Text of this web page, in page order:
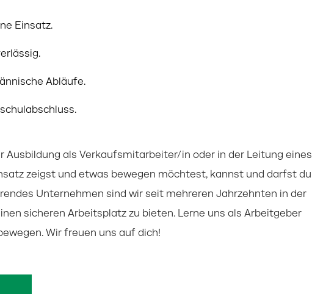
Einsatz.
Abläufe.
Ausbildung als Verkaufsmitarbeiter/in oder in der Leitung eines
zeigst und etwas bewegen möchtest, kannst und darfst du
Unternehmen sind wir seit mehreren Jahrzehnten in der
sicheren Arbeitsplatz zu bieten. Lerne uns als Arbeitgeber
Wir freuen uns auf dich!